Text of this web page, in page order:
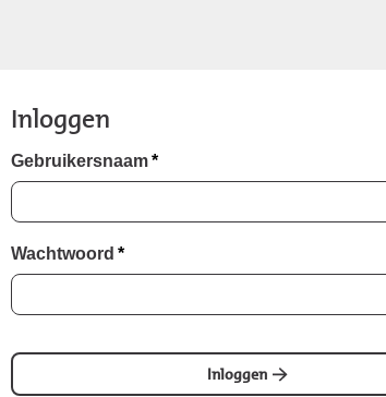
Inloggen
Gebruikersnaam *
Wachtwoord *
Inloggen